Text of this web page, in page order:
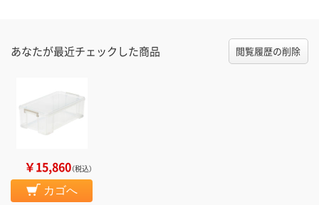
あなたが最近チェックした商品 閲覧履歴の削除
￥15,860（税込）
カゴへ